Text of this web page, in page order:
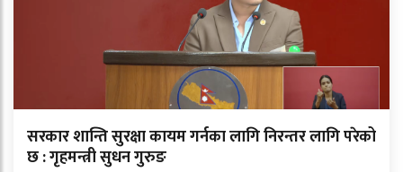
सरकार शान्ति सुरक्षा कायम गर्नका लागि निरन्तर लागि परेको
छ : गृहमन्त्री सुधन गुरुङ